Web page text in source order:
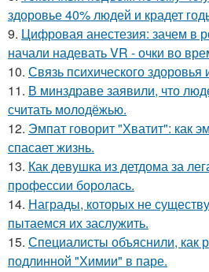
здоровье 40% людей и крадет
9. Цифровая анестезия: зачем в
начали надевать VR - очки во
10. Связь психического здоровья
11. В минздраве заявили, что
считать молодёжью.
12. Эмпат говорит "Хватит": как
спасает жизнь.
13. Как девушка из детдома за
профессии боролась.
14. Награды, которых не
пытаемся их заслужить.
15. Специалисты объяснили, как
подлинной "Химии" в паре.